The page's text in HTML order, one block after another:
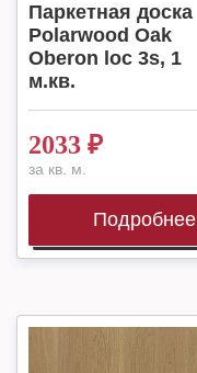
Паркетная доска
Polarwood Oak
Oberon loc 3s, 1
м.кв.
2033 ₽
за кв. м.
Подробнее